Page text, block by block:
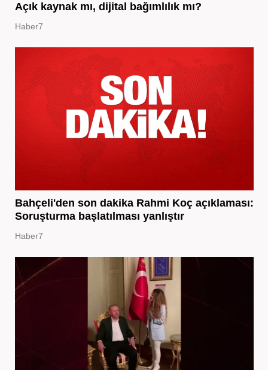
Açık kaynak mı, dijital bağımlılık mı?
Haber7
Bahçeli'den son dakika Rahmi Koç açıklaması:
Soruşturma başlatılması yanlıştır
Haber7